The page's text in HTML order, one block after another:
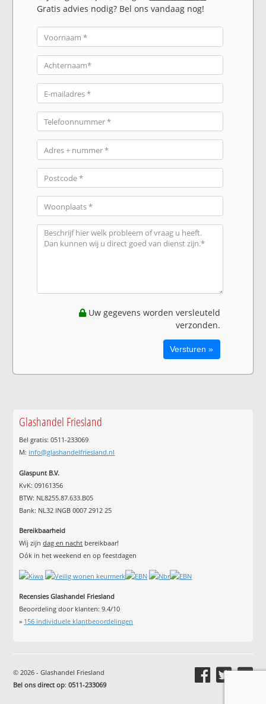
Gratis advies nodig? Bel ons vandaag nog!
Uw gegevens worden versleuteld
verzonden.
Glashandel Friesland
Bel gratis: 0511-233069
M: info@glashandelfriesland.nl
Glaspunt B.V.
KvK: 09161356
BTW: NL8255.87.633.B05
Bank: NL32 INGB 0007 2912 25
Bereikbaarheid
Wij zijndag en nacht bereikbaar!
Oók in het weekend en op feestdagen
Recensies Glashandel Friesland
Beoordeling door klanten:9.4/10
» 156 individuele klantbeoordelingen
© 2026 - Glashandel Friesland
Bel ons direct op:0511-233069